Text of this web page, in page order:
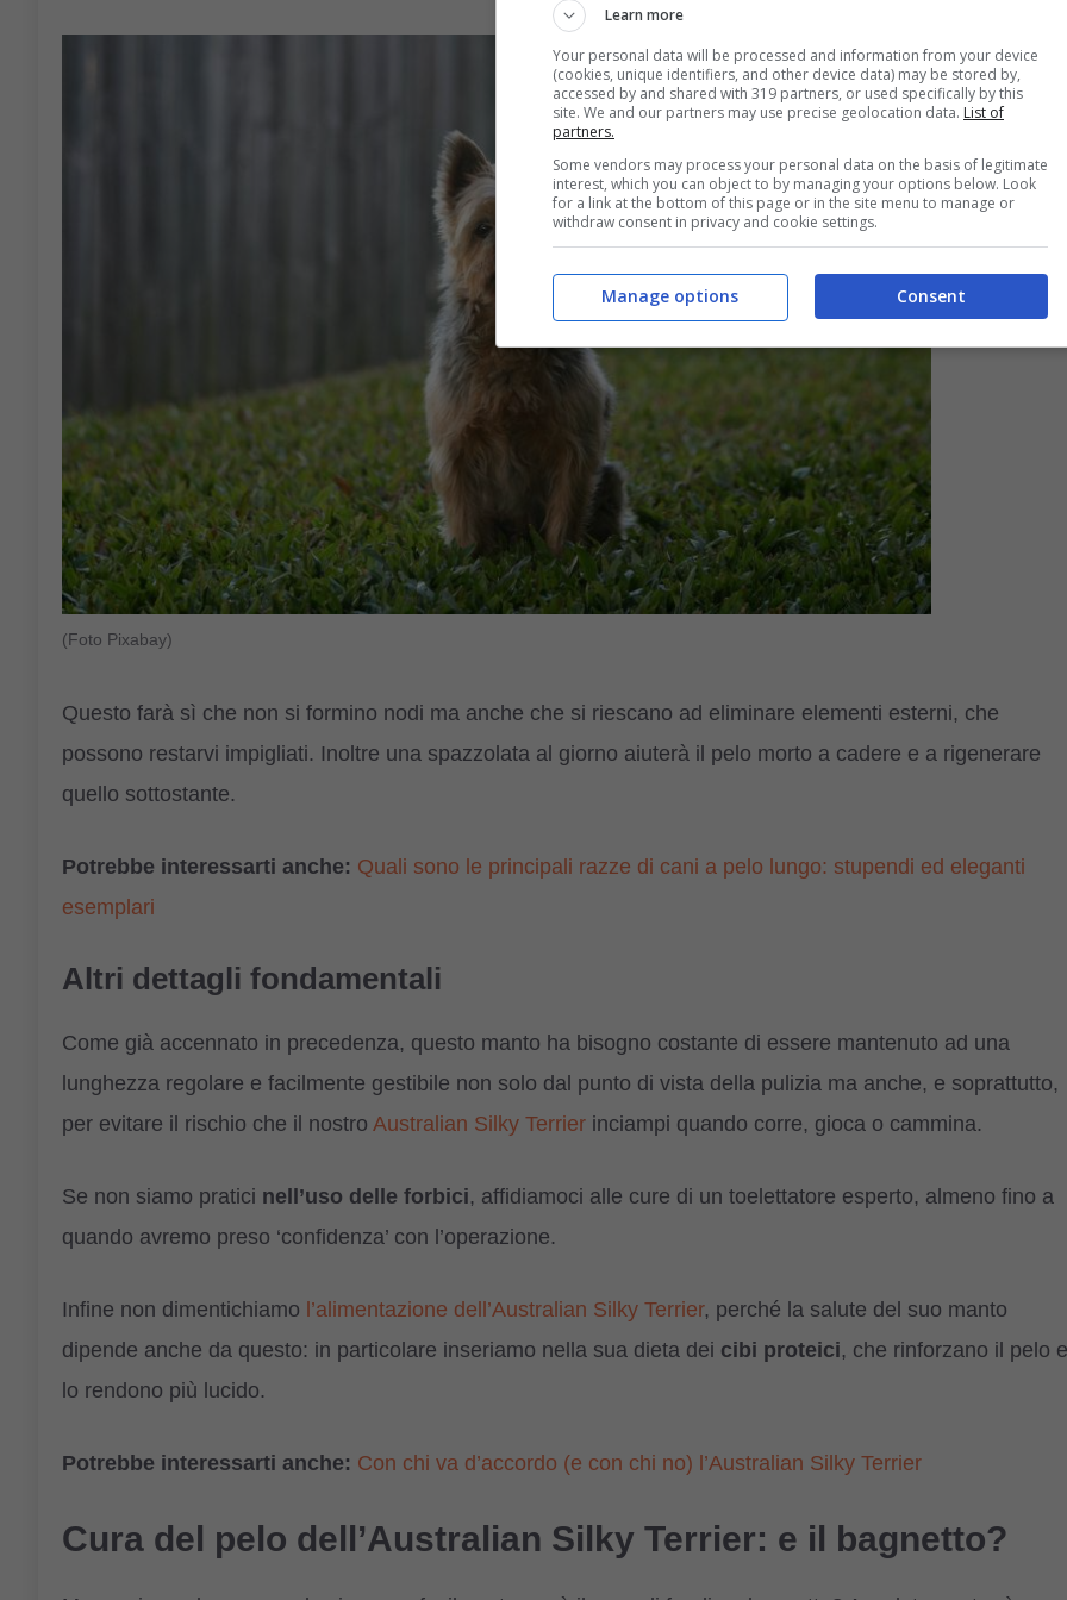
(Foto Pixabay)
Questo farà sì che non si formino nodi ma anche che si riescano ad eliminare elementi esterni, che
possono restarvi impigliati. Inoltre una spazzolata al giorno aiuterà il pelo morto a cadere e a rigenerare
quello sottostante.
Potrebbe interessarti anche: Quali sono le principali razze di cani a pelo lungo: stupendi ed eleganti
esemplari
Altri dettagli fondamentali
Come già accennato in precedenza, questo manto ha bisogno costante di essere mantenuto ad una
lunghezza regolare e facilmente gestibile non solo dal punto di vista della pulizia ma anche, e soprattutto,
per evitare il rischio che il nostro Australian Silky Terrier inciampi quando corre, gioca o cammina.
Se non siamo pratici nell’uso delle forbici, affidiamoci alle cure di un toelettatore esperto, almeno fino a
quando avremo preso ‘confidenza’ con l’operazione.
Infine non dimentichiamo l’alimentazione dell’Australian Silky Terrier, perché la salute del suo manto
dipende anche da questo: in particolare inseriamo nella sua dieta dei cibi proteici, che rinforzano il pelo e
lo rendono più lucido.
Potrebbe interessarti anche: Con chi va d’accordo (e con chi no) l’Australian Silky Terrier
Cura del pelo dell’Australian Silky Terrier: e il bagnetto?
Learn more
Your personal data will be processed and information from your device
(cookies, unique identifiers, and other device data) may be stored by,
accessed by and shared with 319 partners, or used specifically by this
site. We and our partners may use precise geolocation data. List of
partners.
Some vendors may process your personal data on the basis of legitimate
interest, which you can object to by managing your options below. Look
for a link at the bottom of this page or in the site menu to manage or
withdraw consent in privacy and cookie settings.
Consent
Manage options